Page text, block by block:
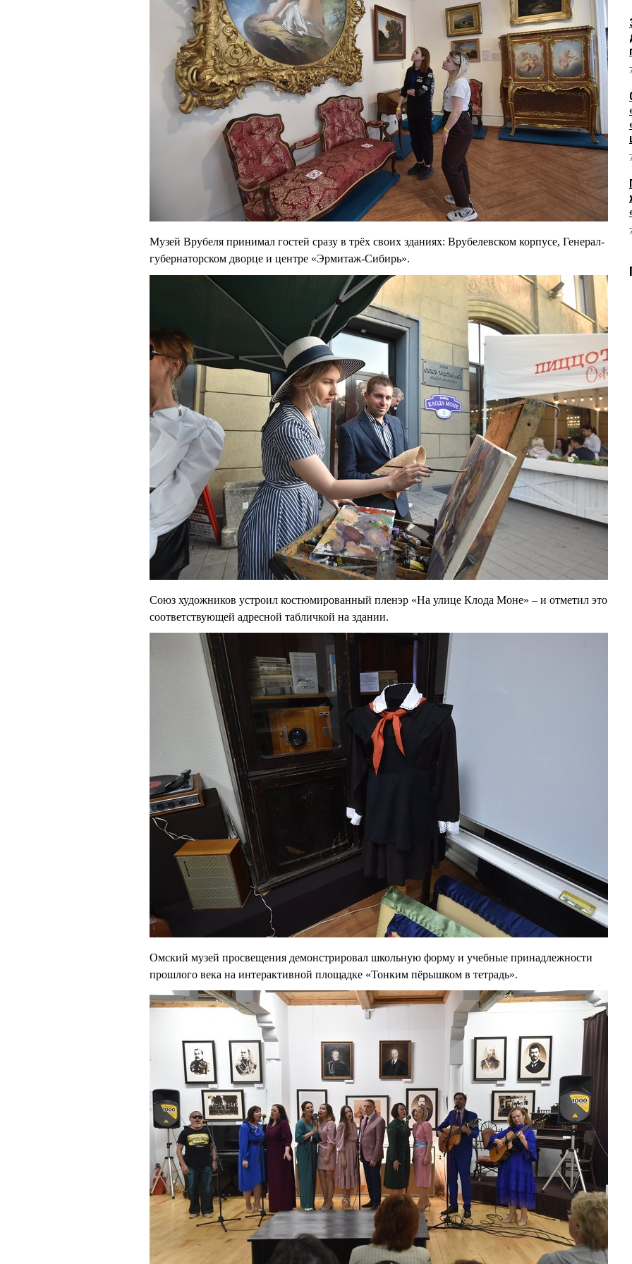
Музей Врубеля принимал гостей сразу в трёх своих зданиях: Врубелевском корпусе, Генерал-
губернаторском дворце и центре «Эрмитаж-Сибирь».
Союз художников устроил костюмированный пленэр «На улице Клода Моне» – и отметил это
соответствующей адресной табличкой на здании.
Омский музей просвещения демонстрировал школьную форму и учебные принадлежности
прошлого века на интерактивной площадке «Тонким пёрышком в тетрадь».